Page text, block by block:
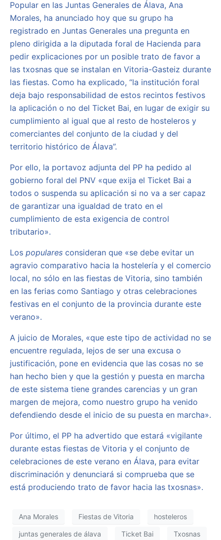
Popular en las Juntas Generales de Álava, Ana
Morales, ha anunciado hoy que su grupo ha
registrado en Juntas Generales una pregunta en
pleno dirigida a la diputada foral de Hacienda para
pedir explicaciones por un posible trato de favor a
las txosnas que se instalan en Vitoria-Gasteiz durante
las fiestas. Como ha explicado, “la institución foral
deja bajo responsabilidad de estos recintos festivos
la aplicación o no del Ticket Bai, en lugar de exigir su
cumplimiento al igual que al resto de hosteleros y
comerciantes del conjunto de la ciudad y del
territorio histórico de Álava”.
Por ello, la portavoz adjunta del PP ha pedido al
gobierno foral del PNV «que exija el Ticket Bai a
todos o suspenda su aplicación si no va a ser capaz
de garantizar una igualdad de trato en el
cumplimiento de esta exigencia de control
tributario».
Los populares consideran que «se debe evitar un
agravio comparativo hacia la hostelería y el comercio
local, no sólo en las fiestas de Vitoria, sino también
en las ferias como Santiago y otras celebraciones
festivas en el conjunto de la provincia durante este
verano».
A juicio de Morales, «que este tipo de actividad no se
encuentre regulada, lejos de ser una excusa o
justificación, pone en evidencia que las cosas no se
han hecho bien y que la gestión y puesta en marcha
de este sistema tiene grandes carencias y un gran
margen de mejora, como nuestro grupo ha venido
defendiendo desde el inicio de su puesta en marcha».
Por último, el PP ha advertido que estará «vigilante
durante estas fiestas de Vitoria y el conjunto de
celebraciones de este verano en Álava, para evitar
discriminación y denunciará si comprueba que se
está produciendo trato de favor hacia las txosnas».
Ana Morales Fiestas de Vitoria hosteleros
juntas generales de álava Ticket Bai Txosnas